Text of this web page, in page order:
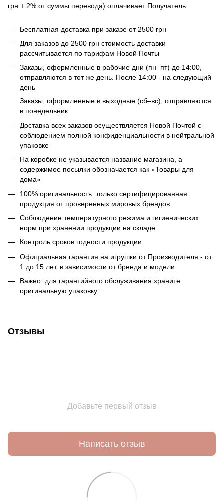
грн + 2% от суммы перевода) оплачивает Получатель
Бесплатная доставка при заказе от 2500 грн
Для заказов до 2500 грн стоимость доставки
рассчитывается по тарифам Новой Почты
Заказы, оформленные в рабочие дни (пн–пт) до 14:00,
отправляются в тот же день. После 14:00 - на следующий
день
Заказы, оформленные в выходные (сб–вс), отправляются
в понедельник
Доставка всех заказов осуществляется Новой Почтой с
соблюдением полной конфиденциальности в нейтральной
упаковке
На коробке не указывается название магазина, а
содержимое посылки обозначается как «Товары для
дома»
100% оригинальность: только сертифицированная
продукция от проверенных мировых брендов
Соблюдение температурного режима и гигиенических
норм при хранении продукции на складе
Контроль сроков годности продукции
Официальная гарантия на игрушки от Производителя - от
1 до 15 лет, в зависимости от бренда и модели
Важно: для гарантийного обслуживания храните
оригинальную упаковку
Отзывы
Добавьте первый отзыв
Написать отзыв